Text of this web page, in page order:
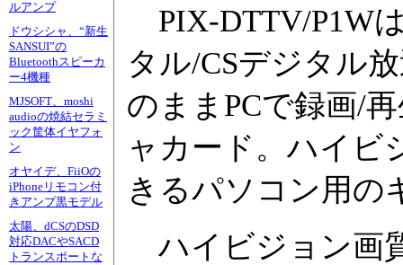
ルアンプ
ドウシシャ、“新生
SANSUI”の
Bluetoothスピーカ
ー4機種
MJSOFT、moshi
audioの焼結セラミ
ック筐体イヤフォ
ン
オヤイデ、FiiOの
iPhoneリモコン付
きアンプ黒モデル
太陽、dCSのDSD
対応DACやSACD
トランスポートな
PIX-DTTV/P1W
タル/CSデジタル
のままPCで録画/
ャカード。ハイビ
きるパソコン用の
ハイビジョン画